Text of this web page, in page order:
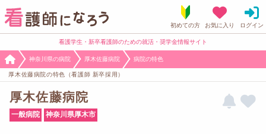
看護学生・新卒看護師のための就活・奨学金情報サイト
神奈川県の病院 厚木佐藤病院 病院の特色
厚木佐藤病院の特色（看護師 新卒採用）
厚木佐藤病院
一般病院 神奈川県厚木市